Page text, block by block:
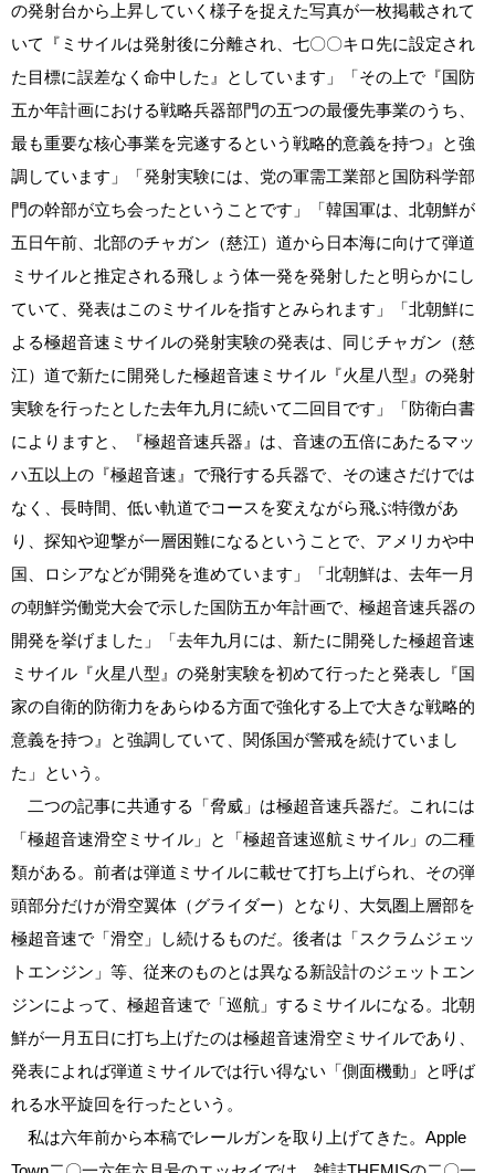
の発射台から上昇していく様子を捉えた写真が一枚掲載されて
いて『ミサイルは発射後に分離され、七〇〇キロ先に設定され
た目標に誤差なく命中した』としています」「その上で『国防
五か年計画における戦略兵器部門の五つの最優先事業のうち、
最も重要な核心事業を完遂するという戦略的意義を持つ』と強
調しています」「発射実験には、党の軍需工業部と国防科学部
門の幹部が立ち会ったということです」「韓国軍は、北朝鮮が
五日午前、北部のチャガン（慈江）道から日本海に向けて弾道
ミサイルと推定される飛しょう体一発を発射したと明らかにし
ていて、発表はこのミサイルを指すとみられます」「北朝鮮に
よる極超音速ミサイルの発射実験の発表は、同じチャガン（慈
江）道で新たに開発した極超音速ミサイル『火星八型』の発射
実験を行ったとした去年九月に続いて二回目です」「防衛白書
によりますと、『極超音速兵器』は、音速の五倍にあたるマッ
ハ五以上の『極超音速』で飛行する兵器で、その速さだけでは
なく、長時間、低い軌道でコースを変えながら飛ぶ特徴があ
り、探知や迎撃が一層困難になるということで、アメリカや中
国、ロシアなどが開発を進めています」「北朝鮮は、去年一月
の朝鮮労働党大会で示した国防五か年計画で、極超音速兵器の
開発を挙げました」「去年九月には、新たに開発した極超音速
ミサイル『火星八型』の発射実験を初めて行ったと発表し『国
家の自衛的防衛力をあらゆる方面で強化する上で大きな戦略的
意義を持つ』と強調していて、関係国が警戒を続けていまし
た」という。
二つの記事に共通する「脅威」は極超音速兵器だ。これには
「極超音速滑空ミサイル」と「極超音速巡航ミサイル」の二種
類がある。前者は弾道ミサイルに載せて打ち上げられ、その弾
頭部分だけが滑空翼体（グライダー）となり、大気圏上層部を
極超音速で「滑空」し続けるものだ。後者は「スクラムジェッ
トエンジン」等、従来のものとは異なる新設計のジェットエン
ジンによって、極超音速で「巡航」するミサイルになる。北朝
鮮が一月五日に打ち上げたのは極超音速滑空ミサイルであり、
発表によれば弾道ミサイルでは行い得ない「側面機動」と呼ば
れる水平旋回を行ったという。
私は六年前から本稿でレールガンを取り上げてきた。Apple